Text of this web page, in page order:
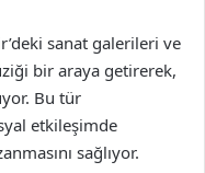
sanat galerileri ve
bir araya getirerek,
Bu tür
etkileşimde
sağlıyor.